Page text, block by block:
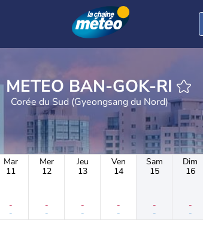
METEO BAN-GOK-RI
Corée du Sud (Gyeongsang du Nord)
Mar
11
-
-
Mer
12
-
-
Jeu
13
-
-
Ven
14
-
-
Sam
15
-
-
Dim
16
-
-